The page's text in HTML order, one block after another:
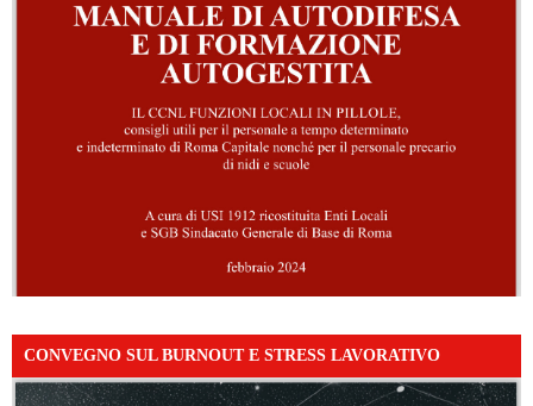
CONVEGNO SUL BURNOUT E STRESS LAVORATIVO